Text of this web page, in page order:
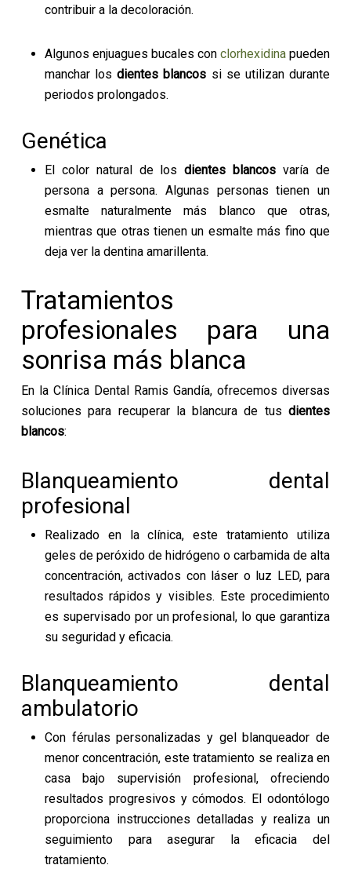
contribuir a la decoloración.
Algunos enjuagues bucales conclorhexidina pueden
manchar losdientes blancos si se utilizan durante
periodos prolongados.
Genética
El color natural de losdientes blancos varía de
persona a persona. Algunas personas tienen un
esmalte naturalmente más blanco que otras,
mientras que otras tienen un esmalte más fino que
deja ver la dentina amarillenta.
Tratamientos
profesionales para una
sonrisa más blanca
En la Clínica Dental Ramis Gandía, ofrecemos diversas
soluciones para recuperar la blancura de tusdientes
blancos:
Blanqueamiento dental
profesional
Realizado en la clínica, este tratamiento utiliza
geles de peróxido de hidrógeno o carbamida de alta
concentración, activados con láser o luz LED, para
resultados rápidos y visibles. Este procedimiento
es supervisado por un profesional, lo que garantiza
su seguridad y eficacia.
Blanqueamiento dental
ambulatorio
Con férulas personalizadas y gel blanqueador de
menor concentración, este tratamiento se realiza en
casa bajo supervisión profesional, ofreciendo
resultados progresivos y cómodos. El odontólogo
proporciona instrucciones detalladas y realiza un
seguimiento para asegurar la eficacia del
tratamiento.